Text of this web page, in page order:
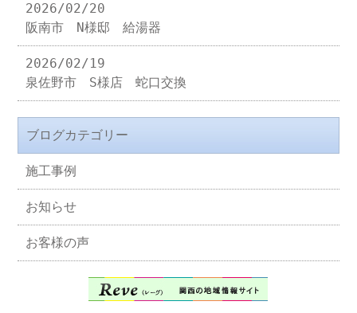
2026/02/20
阪南市 N様邸 給湯器
2026/02/19
泉佐野市 S様店 蛇口交換
ブログカテゴリー
施工事例
お知らせ
お客様の声